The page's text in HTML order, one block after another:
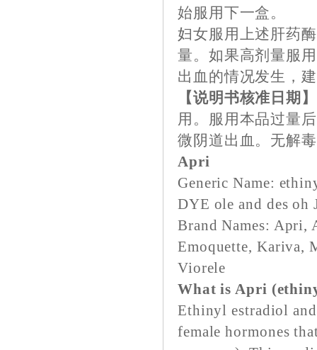
始服用下一盒。
妇女服用上述肝药
量。如果高剂量服
出血的情况发生，
【说明书核准日期】
用。服用本品过量
微阴道出血。无解
Apri
Generic Name:
DYE ole and des oh
Brand Names: Apri,
Emoquette, Kariva,
Viorele
What is Apri
Ethinyl estradiol
female hormones